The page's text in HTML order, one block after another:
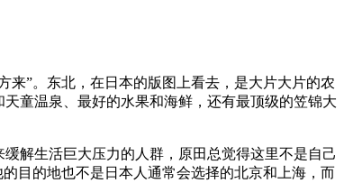
来”。东北，在日本的版图上看去，是大片大片的农
童温泉、最好的水果和海鲜，还有最顶级的笠锦大
解生活巨大压力的人群，原田总觉得这里不是自己
目的地也不是日本人通常会选择的北京和上海，而